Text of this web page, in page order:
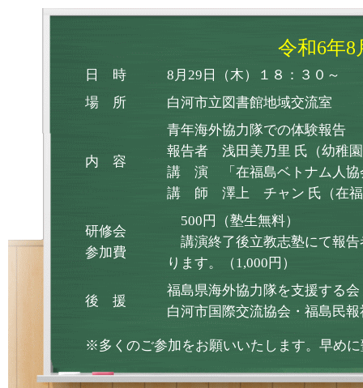
令和6年8
日 時
8月29日（木）１８：３０～
場 所
白河市立図書館地域交流室
内 容
青年海外協力隊での体験報告
報告者 浅田美乃里 氏（幼稚
講 演 「在福島ベトナム人協
講 師 澤上 チャン 氏（在福
研修会
参加費
500円（塾生無料）
講演終了後立教志塾にて報告
ります。（1,000円）
後 援
福島県海外協力隊を支援する
白河市国際交流協会・福島民
※多くのご参加をお願いいたします。早め